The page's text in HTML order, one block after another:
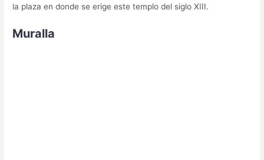
la plaza en donde se erige este templo del siglo XIII.
Muralla